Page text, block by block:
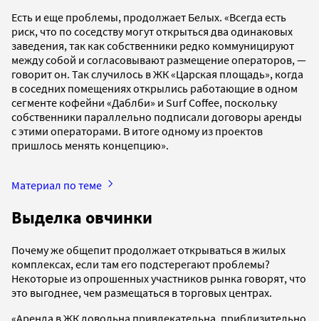
Есть и еще проблемы, продолжает Белых. «Всегда есть
риск, что по соседству могут открыться два одинаковых
заведения, так как собственники редко коммуницируют
между собой и согласовывают размещение операторов, —
говорит он. Так случилось в ЖК «Царская площадь», когда
в соседних помещениях открылись работающие в одном
сегменте кофейни «Даблби» и Surf Coffee, поскольку
собственники параллельно подписали договоры аренды
с этими операторами. В итоге одному из проектов
пришлось менять концепцию».
Материал по теме
Выделка овчинки
Почему же общепит продолжает открываться в жилых
комплексах, если там его подстерегают проблемы?
Некоторые из опрошенных участников рынка говорят, что
это выгоднее, чем размещаться в торговых центрах.